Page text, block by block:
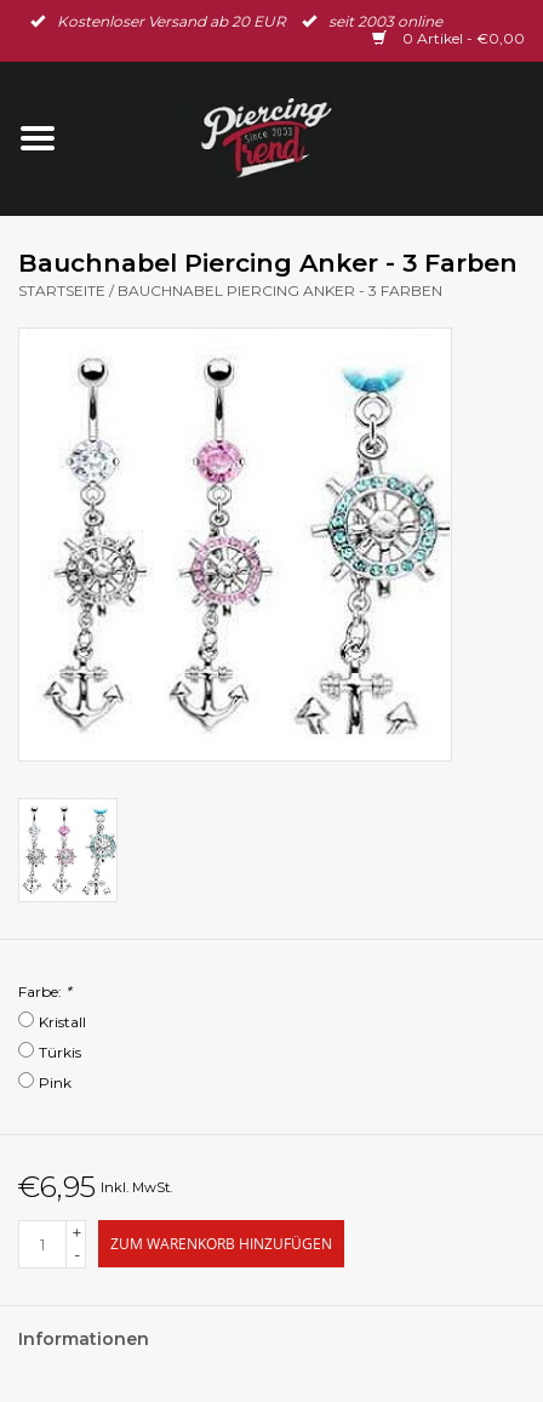
Kostenloser Versand ab 20 EUR
seit 2003 online
0 Artikel - €0,00
Startseite
Ohrschmuck
Gutscheine
% Sale %
Bauchnabel Piercing Anker - 3 Farben
STARTSEITE / BAUCHNABEL PIERCING ANKER - 3 FARBEN
Farbe: *
Kristall
Türkis
Pink
€6,95 Inkl. MwSt.
+
-
ZUM WARENKORB HINZUFÜGEN
Informationen